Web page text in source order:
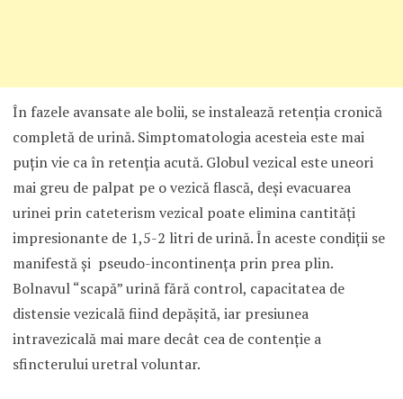
În fazele avansate ale bolii, se instalează retenţia cronică
completă de urină. Simptomatologia acesteia este mai
puţin vie ca în retenţia acută. Globul vezical este uneori
mai greu de palpat pe o vezică flască, deşi evacuarea
urinei prin cateterism vezical poate elimina cantităţi
impresionante de 1,5-2 litri de urină. În aceste condiţii se
manifestă şi pseudo-incontinenţa prin prea plin.
Bolnavul “scapă” urină fără control, capacitatea de
distensie vezicală fiind depăşită, iar presiunea
intravezicală mai mare decât cea de contenţie a
sfincterului uretral voluntar.